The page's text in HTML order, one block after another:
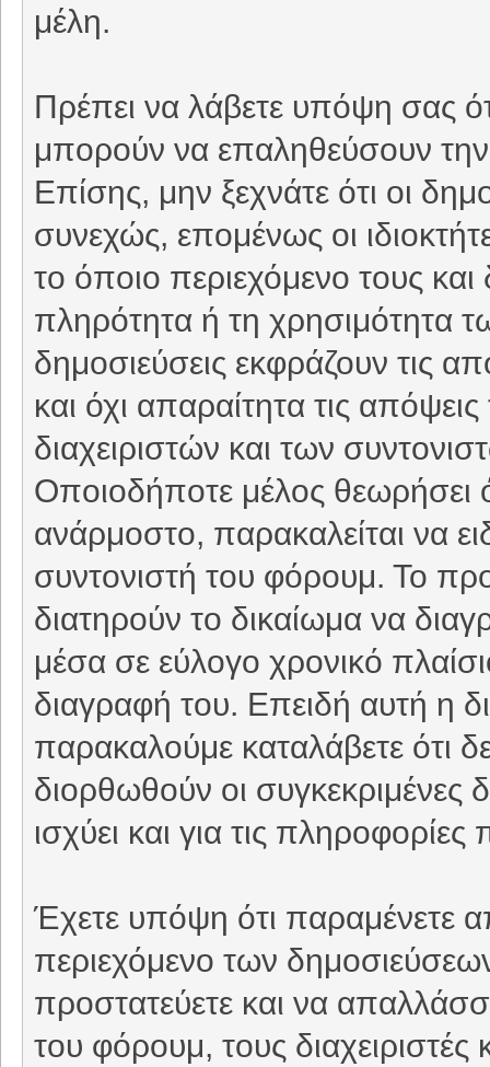
μέλη.
Πρέπει να λάβετε υπόψη σας
μπορούν να επαληθεύσουν
Επίσης, μην ξεχνάτε ότι οι
συνεχώς, επομένως οι
το όποιο περιεχόμενο τους και
πληρότητα ή τη χρησιμότητα
δημοσιεύσεις εκφράζουν τις
και όχι απαραίτητα τις
διαχειριστών και των
Οποιοδήποτε μέλος θεωρήσει
ανάρμοστο, παρακαλείται να
συντονιστή του φόρουμ. Το
διατηρούν το δικαίωμα να
μέσα σε εύλογο χρονικό
διαγραφή του. Επειδή αυτή η
παρακαλούμε καταλάβετε ότι
διορθωθούν οι συγκεκριμένες
ισχύει και για τις
Έχετε υπόψη ότι παραμένετε
περιεχόμενο των
προστατεύετε και να
του φόρουμ, τους διαχειριστές